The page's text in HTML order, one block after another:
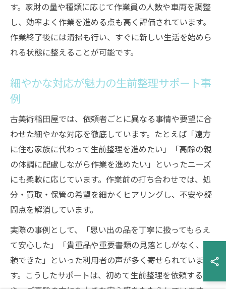
す。家財の量や種類に応じて作業員の人数や車両を調整
し、効率よく作業を進める点も高く評価されています。
作業終了後には清掃も行い、すぐに新しい生活を始めら
れる状態に整えることが可能です。
細やかな対応が魅力の生前整理サポート事
例
古美術稲田屋では、依頼者ごとに異なる事情や要望に合
わせた細やかな対応を徹底しています。たとえば「遠方
に住む家族に代わって生前整理を進めたい」「高齢の親
の体調に配慮しながら作業を進めたい」といったニーズ
にも柔軟に応じています。作業前の打ち合わせでは、処
分・買取・保管の希望を細かくヒアリングし、不安や疑
問点を解消しています。
実際の事例として、「思い出の品を丁寧に扱ってもらえ
て安心した」「貴重品や重要書類の見落としがなく、信
頼できた」といった利用者の声が多く寄せられていま
す。こうしたサポートは、初めて生前整理を依頼する方